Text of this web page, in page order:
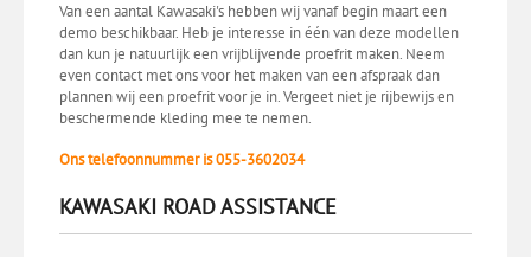
Van een aantal Kawasaki's hebben wij vanaf begin maart een
demo beschikbaar. Heb je interesse in één van deze modellen
dan kun je natuurlijk een vrijblijvende proefrit maken. Neem
even contact met ons voor het maken van een afspraak dan
plannen wij een proefrit voor je in. Vergeet niet je rijbewijs en
beschermende kleding mee te nemen.
Ons telefoonnummer is 055-3602034
KAWASAKI ROAD ASSISTANCE